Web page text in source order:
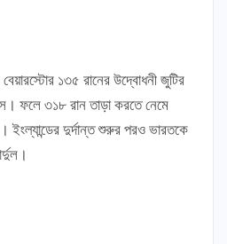
১৩৫ রানের উদ্বোধনী জুটির
ফলে ৩১৮ রান তাড়া করতে নেমে
ইংল্যান্ডের দুর্দান্ত শুরুর পরও ভারতকে